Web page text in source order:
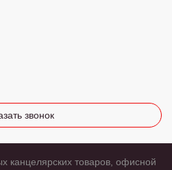
звонок
канцелярских товаров, офисной